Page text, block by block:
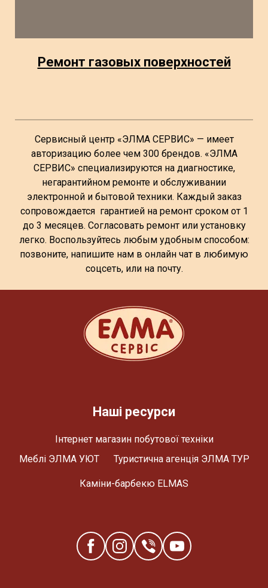
Ремонт газовых поверхностей
Сервисный центр «ЭЛМА СЕРВИС» — имеет
авторизацию более чем 300 брендов. «ЭЛМА
СЕРВИС» специализируются на диагностике,
негарантийном ремонте и обслуживании
электронной и бытовой техники. Каждый заказ
сопровождается гарантией на ремонт сроком от 1
до 3 месяцев. Согласовать ремонт или установку
легко. Воспользуйтесь любым удобным способом:
позвоните, напишите нам в онлайн чат в любимую
соцсеть, или на почту.
Наші ресурси
Інтернет магазин побутової техніки
Меблі ЭЛМА УЮТ
Туристична агенція ЭЛМА ТУР
Каміни-барбекю ELMAS